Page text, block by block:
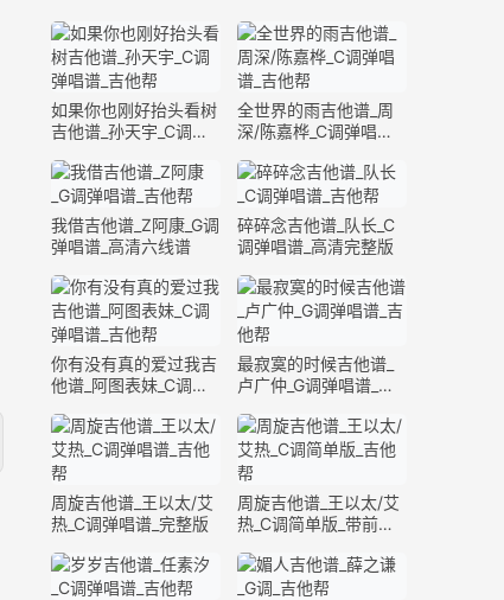
如果你也刚好抬头看树
吉他谱_孙天宇_C调弹
全世界的雨吉他谱_周
深/陈嘉桦_C调弹唱谱_
我借吉他谱_Z阿康_G调
弹唱谱_高清六线谱
碎碎念吉他谱_队长_C
调弹唱谱_高清完整版
你有没有真的爱过我吉
他谱_阿图表妹_C调弹
最寂寞的时候吉他谱_
卢广仲_G调弹唱谱_高
周旋吉他谱_王以太/艾
热_C调弹唱谱_完整版
周旋吉他谱_王以太/艾
热_C调简单版_带前奏